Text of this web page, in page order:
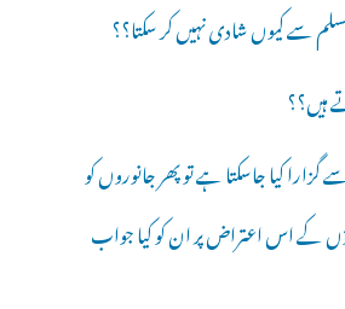
کیا جاسکتا ہے تو پھر جانوروں کو
کے اس اعتراض پر ان کو کیا جواب